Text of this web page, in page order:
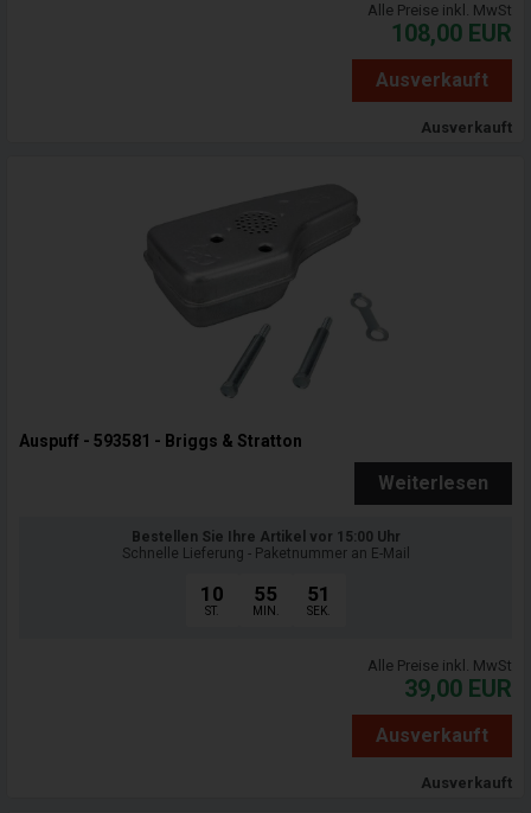
Alle Preise inkl. MwSt
108,00 EUR
Ausverkauft
Ausverkauft
Auspuff - 593581 - Briggs & Stratton
Weiterlesen
Bestellen Sie Ihre Artikel vor 15:00 Uhr
Schnelle Lieferung - Paketnummer an E-Mail
10
ST.
55
MIN.
50
SEK.
Alle Preise inkl. MwSt
39,00 EUR
Ausverkauft
Ausverkauft